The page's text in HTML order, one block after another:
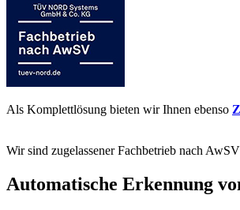
Als Komplettlösung bieten wir Ihnen ebenso
Wir sind zugelassener Fachbetrieb nach
Automatische Erkennung